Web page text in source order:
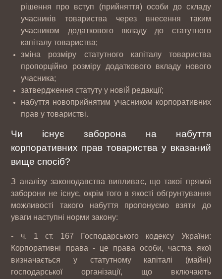
рішення про вступ (прийняття) особи до складу
учасників товариства через внесення таким
учасником додаткового вкладу до статутного
капіталу товариства;
зміна розміру статутного капіталу товариства
пропорційно розміру додаткового вкладу нового
учасника;
затвердження статуту у новій редакції;
набуття новоприйнятим учасником корпоративних
прав у товаристві.
Чи існує заборона на набуття
корпоративних прав товариства у вказаний
вище спосіб?
З аналізу законодавства випливає, що такої прямої
заборони не існує, окрім того в якості обгрунтування
можливості такого набуття пропонуємо взяти до
уваги наступні норми закону:
- ч. 1 ст. 167 Господарського кодексу України:
Корпоративні права - це права особи, частка якої
визначається у статутному капіталі (майні)
господарської організації, що включають